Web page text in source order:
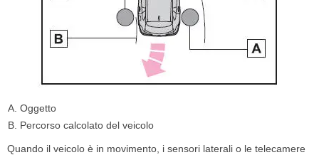
Oggetto
Percorso calcolato del veicolo
Quando il veicolo è in movimento, i sensori laterali o le telecamere